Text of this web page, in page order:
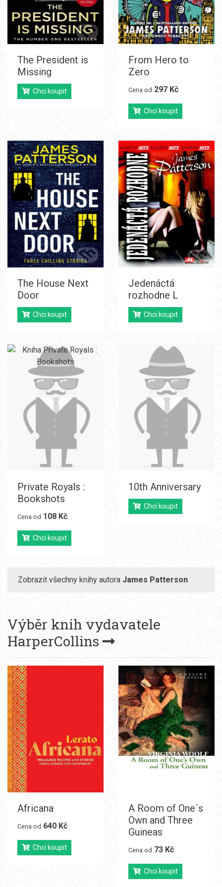
The President is
Missing
Chci koupit
From Hero to
Zero
Cena od 297 Kč
Chci koupit
The House Next
Door
Chci koupit
Jedenáctá
rozhodne L
Chci koupit
Private Royals :
Bookshots
Cena od 108 Kč
Chci koupit
10th Anniversary
Chci koupit
Zobrazit všechny knihy autora James Patterson
Výběr knih vydavatele
HarperCollins
Africana
Cena od 640 Kč
Chci koupit
A Room of One´s
Own and Three
Guineas
Cena od 73 Kč
Chci koupit